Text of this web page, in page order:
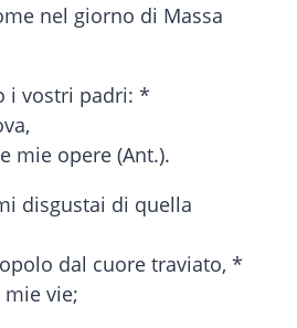
nel giorno di Massa
i vostri padri: *
mie opere (Ant.).
disgustai di quella
dal cuore traviato, *
vie;